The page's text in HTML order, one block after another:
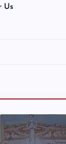
Us